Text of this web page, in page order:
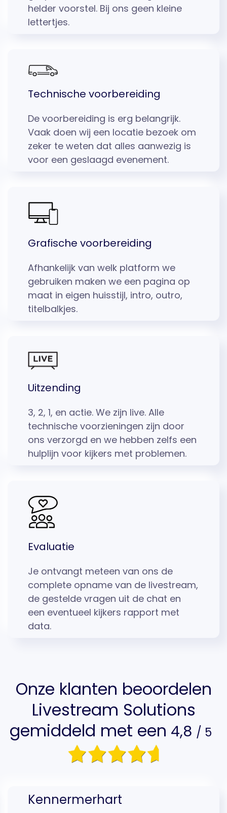
helder voorstel. Bij ons geen kleine
lettertjes.
Technische voorbereiding
De voorbereiding is erg belangrijk.
Vaak doen wij een locatie bezoek om
zeker te weten dat alles aanwezig is
voor een geslaagd evenement.
Grafische voorbereiding
Afhankelijk van welk platform we
gebruiken maken we een pagina op
maat in eigen huisstijl, intro, outro,
titelbalkjes.
Uitzending
3, 2, 1, en actie. We zijn live. Alle
technische voorzieningen zijn door
ons verzorgd en we hebben zelfs een
hulplijn voor kijkers met problemen.
Evaluatie
Je ontvangt meteen van ons de
complete opname van de livestream,
de gestelde vragen uit de chat en
een eventueel kijkers rapport met
data.
Onze klanten beoordelen
Livestream Solutions
gemiddeld met een 4,8 / 5
Kennermerhart